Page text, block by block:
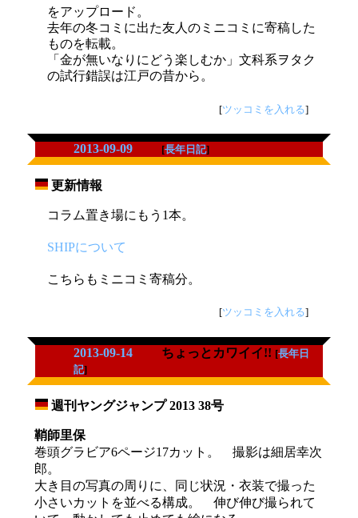
をアップロード。
去年の冬コミに出た友人のミニコミに寄稿した
ものを転載。
「金が無いなりにどう楽しむか」文科系ヲタク
の試行錯誤は江戸の昔から。
[ツッコミを入れる]
2013-09-09 [長年日記]
更新情報
コラム置き場にもう1本。
SHIPについて
こちらもミニコミ寄稿分。
[ツッコミを入れる]
2013-09-14 ちょっとカワイイ!! [長年日
記]
週刊ヤングジャンプ 2013 38号
鞘師里保
巻頭グラビア6ページ17カット。 撮影は細居幸次
郎。
大き目の写真の周りに、同じ状況・衣装で撮った
小さいカットを並べる構成。 伸び伸び撮られて